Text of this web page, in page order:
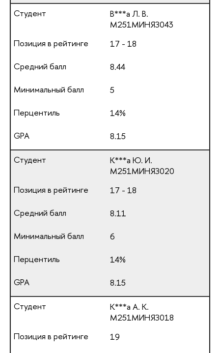
В***а Л. В.
М251МИНЯЗ043
17 - 18
8.44
5
14%
8.15
К***а Ю. И.
М251МИНЯЗ020
17 - 18
8.11
6
14%
8.15
К***а А. К.
М251МИНЯЗ018
19